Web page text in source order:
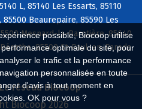
possible, Biocoop utilise
optimale du site, pour
le trafic et la performance
personnalisée en toute
d'avis à tout moment en
OK pour vous ?
L, 85140 Les Essarts, 85110
Beaurepaire, 85590 Les
Mesnard-la-Barotière, 85640
85500 St-Paul-en-Pareds
réseau Biocoop
Biocoop 2026